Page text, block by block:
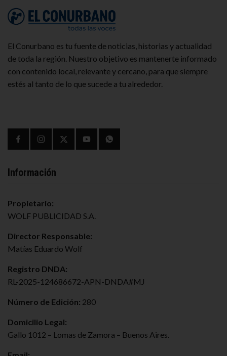
El Conurbano es tu fuente de noticias, historias y actualidad
de toda la región. Nuestro objetivo es mantenerte informado
con contenido local, relevante y cercano, para que siempre
estés al tanto de lo que sucede a tu alrededor.
Información
Propietario:
WOLF PUBLICIDAD S.A.
Director Responsable:
Matías Eduardo Wolf
Registro DNDA:
RL-2025-124686672-APN-DNDA#MJ
Número de Edición: 280
Domicilio Legal:
Gallo 1012 – Lomas de Zamora – Buenos Aires.